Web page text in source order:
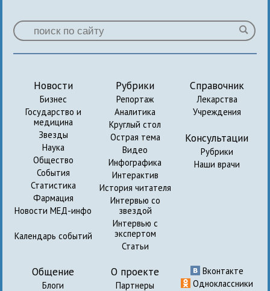
Новости
Бизнес
Государство и
медицина
Звезды
Наука
Общество
События
Статистика
Фармация
Новости МЕД-инфо
Календарь событий
Рубрики
Репортаж
Аналитика
Круглый стол
Острая тема
Видео
Инфографика
Интерактив
История читателя
Интервью со
звездой
Интервью с
экспертом
Статьи
Справочник
Лекарства
Учреждения
Консультации
Рубрики
Наши врачи
Общение
Блоги
О проекте
Партнеры
Вконтакте
Одноклассники